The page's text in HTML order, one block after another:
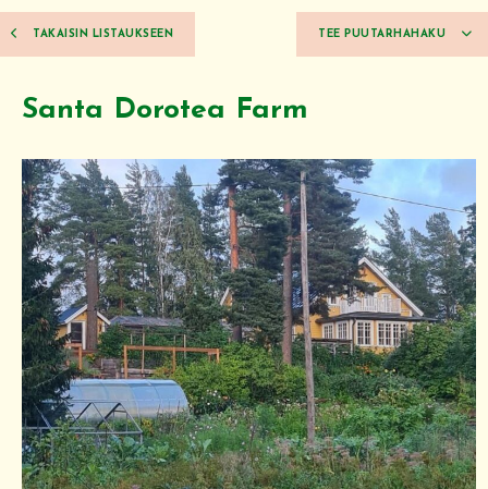
TAKAISIN LISTAUKSEEN TEE PUUTARHAHAKU
Santa Dorotea Farm